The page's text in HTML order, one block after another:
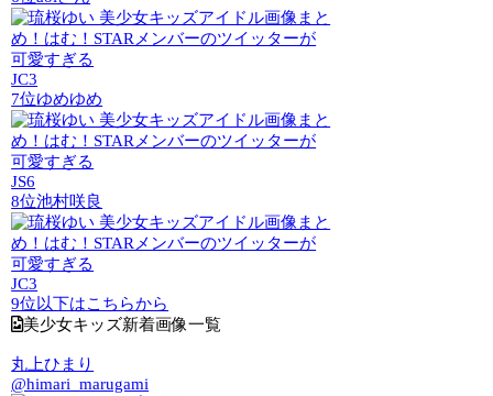
JC3
7位ゆめゆめ
JS6
8位池村咲良
JC3
9位以下はこちらから
美少女キッズ新着画像一覧
丸上ひまり
@himari_marugami